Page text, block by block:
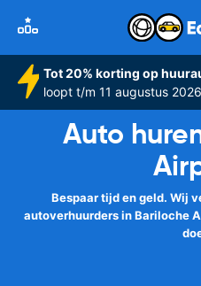
Tot 20% korting op
loopt t/m 11 augustus
Auto
Bespaar tijd en geld. Wij
autoverhuurders in Bariloche